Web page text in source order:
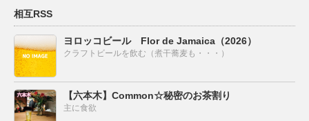
相互RSS
ヨロッコビール Flor de Jamaica（2026）
クラフトビールを飲む（煮干蕎麦も・・・）
【六本木】Common☆秘密のお茶割り
主に食欲